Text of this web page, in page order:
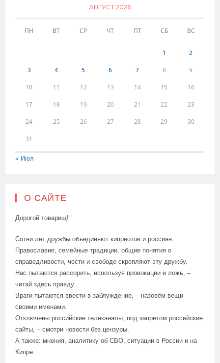
АВГУСТ 2026
ПН ВТ СР ЧТ ПТ СБ ВС
1 2
3 4 5 6 7 8 9
10 11 12 13 14 15 16
17 18 19 20 21 22 23
24 25 26 27 28 29 30
31
« Июл
О САЙТЕ
Дорогой товарищ!
Сотни лет дружбы объединяют киприотов и россиян.
Православие, семейные традиции, общие понятия о
справедливости, чести и свободе скрепляют эту дружбу.
Нас пытаются рассорить, используя провокации и ложь, –
читай здесь правду.
Враги пытаются ввести в заблуждение, – назовём вещи
своими именами.
Отключены российские телеканалы, под запретом российские
сайты, – смотри новости без цензуры.
А также: мнения, аналитику об СВО, ситуации в России и на
Кипре.